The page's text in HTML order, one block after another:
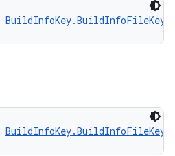
BuildInfoKey.BuildInfoFileKey
BuildInfoKey.BuildInfoFileKey